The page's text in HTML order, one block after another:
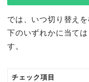
では、いつ切り替え
下のいずれかに当て
す。
チェック項目